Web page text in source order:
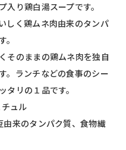
り鶏白湯スープです。
しく鶏ムネ肉由来のタンパ
そのままの鶏ムネ肉を独自
。ランチなどの食事のシー
タリの１品です。
ュル
来のタンパク質、食物繊